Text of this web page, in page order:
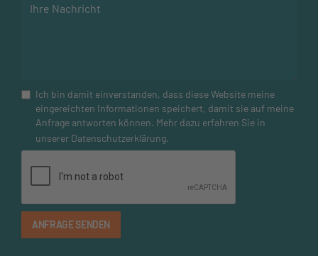
Ich bin damit einverstanden, dass diese Website meine
eingereichten Informationen speichert, damit sie auf meine
Anfrage antworten können. Mehr dazu erfahren Sie in
unserer Datenschutzerklärung.